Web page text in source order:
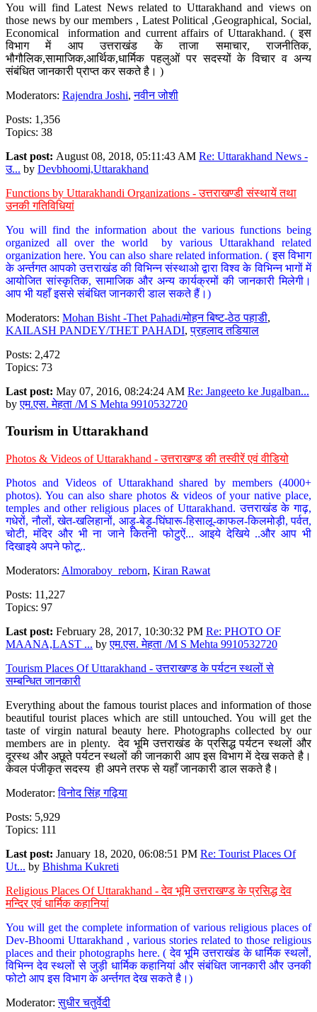
You will find Latest News related to Uttarakhand and views on
those news by our members , Latest Political ,Geographical, Social,
Economical information and current affairs of Uttarakhand. ( इस
विभाग में आप उत्तराखंड के ताजा समाचार, राजनीतिक,
भौगौलिक,सामाजिक,आर्थिक,धार्मिक पहलुओं पर सदस्यों के विचार व अन्य
संबंधित जानकारी प्राप्त कर सकते है। )
Moderators: Rajendra Joshi,नवीन जोशी
Posts: 1,356
Topics: 38
Last post: August 08, 2018, 05:11:43 AM Re: Uttarakhand News -
उ... by Devbhoomi,Uttarakhand
Functions by Uttarakhandi Organizations - उत्तराखण्डी संस्थायें तथा
उनकी गतिविधियां
You will find the information about the various functions being
organized all over the world by various Uttarakhand related
organization here. You can also share related information. ( इस विभाग
के अर्न्तगत आपको उत्तराखंड की विभिन्न संस्थाओ द्वारा विश्व के विभिन्न भागों में
आयोजित सांस्कृतिक, सामाजिक और अन्य कार्यक्रमों की जानकारी मिलेगी।
आप भी यहाँ इससे संबंधित जानकारी डाल सकते हैं।)
Moderators: Mohan Bisht -Thet Pahadi/मोहन बिष्ट-ठेठ पहाडी,
KAILASH PANDEY/THET PAHADI,प्रहलाद तडियाल
Posts: 2,472
Topics: 73
Last post: May 07, 2016, 08:24:24 AM Re: Jangeeto ke Jugalban...
byएम.एस. मेहता /M S Mehta 9910532720
Tourism in Uttarakhand
Photos & Videos of Uttarakhand - उत्तराखण्ड की तस्वीरें एवं वीडियो
Photos and Videos of Uttarakhand shared by members (4000+
photos). You can also share photos & videos of your native place,
temples and other religious places of Uttarakhand. उत्तराखंड के गाढ़,
गधेरों, नौलों, खेत-खलिहानों, आड़ू-बेड़ू-घिंघारू-हिसालू-काफल-किलमोड़ी, पर्वत,
चोटी, मंदिर और भी ना जाने कितनी फोटुऐं... आइये देखिये ..और आप भी
दिखाइये अपने फोटू..
Moderators: Almoraboy_reborn, Kiran Rawat
Posts: 11,227
Topics: 97
Last post: February 28, 2017, 10:30:32 PM Re: PHOTO OF
MAANA,LAST ... byएम.एस. मेहता /M S Mehta 9910532720
Tourism Places Of Uttarakhand - उत्तराखण्ड के पर्यटन स्थलों से
सम्बन्धित जानकारी
Everything about the famous tourist places and information of those
beautiful tourist places which are still untouched. You will get the
taste of virgin natural beauty here. Photographs collected by our
members are in plenty. देव भूमि उत्तराखंड के प्रसिद्ध पर्यटन स्थलों और
दूरस्थ और अछूते पर्यटन स्थलों की जानकारी आप इस विभाग में देख सकते है।
केवल पंजीकृत सदस्य ही अपने तरफ से यहाँ जानकारी डाल सकते है।
Moderator:विनोद सिंह गढ़िया
Posts: 5,929
Topics: 111
Last post: January 18, 2020, 06:08:51 PM Re: Tourist Places Of
Ut... by Bhishma Kukreti
Religious Places Of Uttarakhand - देव भूमि उत्तराखण्ड के प्रसिद्ध देव
मन्दिर एवं धार्मिक कहानियां
You will get the complete information of various religious places of
Dev-Bhoomi Uttarakhand , various stories related to those religious
places and their photographs here. ( देव भूमि उत्तराखंड के धार्मिक स्थलों,
विभिन्न देव स्थलों से जुड़ी धार्मिक कहानियां और संबंधित जानकारी और उनकी
फोटो आप इस विभाग के अर्न्तगत देख सकते है।)
Moderator:सुधीर चतुर्वेदी